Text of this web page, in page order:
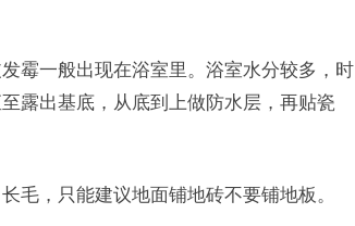
霉一般出现在浴室里。浴室水分较多，时
露出基底，从底到上做防水层，再贴瓷
毛，只能建议地面铺地砖不要铺地板。